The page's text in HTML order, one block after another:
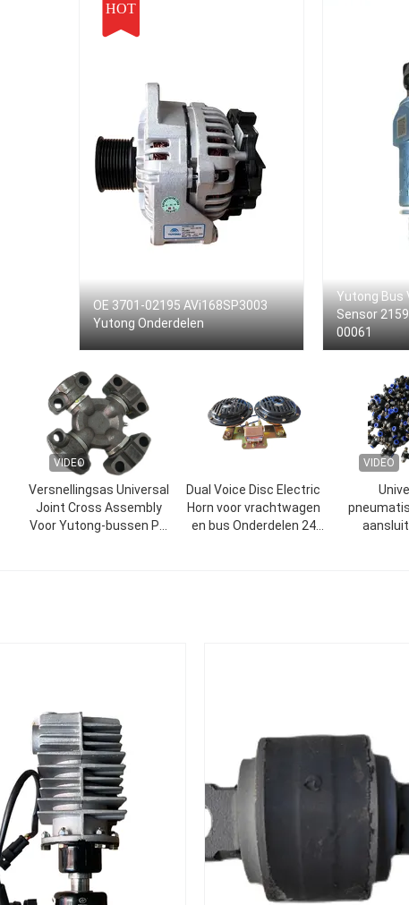
HOT
OE 3701-02195 AVi168SP3003
Yutong Onderdelen
Yutong Bus
Sensor
00061
VIDEO
Versnellingsas Universal
Joint Cross Assembly
Voor Yutong-bussen PN
Dual Voice Disc Electric
Horn voor vrachtwagen
en bus Onderdelen 24
VIDEO